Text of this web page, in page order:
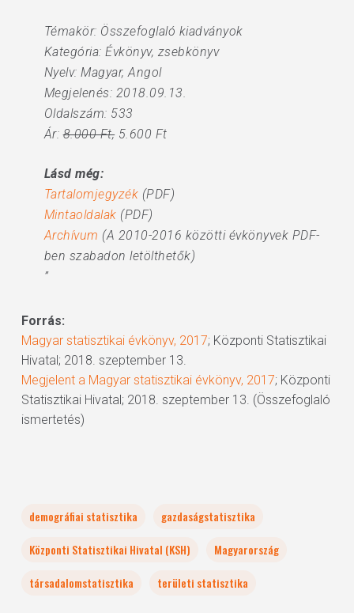
Témakör: Összefoglaló kiadványok
Kategória: Évkönyv, zsebkönyv
Nyelv: Magyar, Angol
Megjelenés: 2018.09.13.
Oldalszám: 533
Ár:8.000 Ft,5.600 Ft
Lásd még:
Tartalomjegyzék (PDF)
Mintaoldalak (PDF)
Archívum (A 2010-2016 közötti évkönyvek PDF-
ben szabadon letölthetők)
”
Forrás:
Magyar statisztikai évkönyv, 2017; Központi Statisztikai
Hivatal; 2018. szeptember 13.
Megjelent a Magyar statisztikai évkönyv, 2017; Központi
Statisztikai Hivatal; 2018. szeptember 13. (Összefoglaló
ismertetés)
demográfiai statisztika
gazdaságstatisztika
Központi Statisztikai Hivatal (KSH)
Magyarország
társadalomstatisztika
területi statisztika